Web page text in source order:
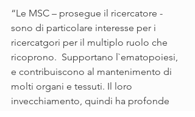
“Le MSC – prosegue il ricercatore -
sono di particolare interesse per i
ricercatgori per il multiplo ruolo che
ricoprono.  Supportano l`ematopoiesi,
e contribuiscono al mantenimento di
molti organi e tessuti. Il loro
invecchiamento, quindi ha profonde